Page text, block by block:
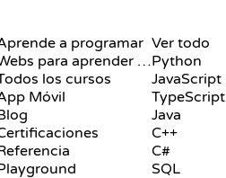
a programar
Webs para aprender a programar gratis
los cursos
Móvil
Ver todo
Python
JavaScript
TypeScript
Java
C++
C#
SQL